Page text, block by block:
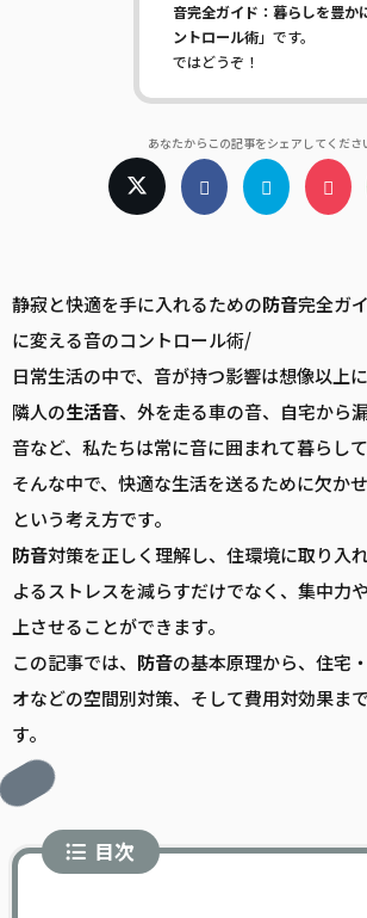
音完全ガイド：暮らしを豊か
ントロール術」です。
ではどうぞ！
あなたからこの記事をシェアしてくださ
静寂と快適を手に入れるための防音完全ガ
に変える音のコントロール術/
日常生活の中で、音が持つ影響は想像以上
隣人の生活音、外を走る車の音、自宅から
音など、私たちは常に音に囲まれて暮らして
そんな中で、快適な生活を送るために欠か
という考え方です。
防音対策を正しく理解し、住環境に取り入れ
よるストレスを減らすだけでなく、集中力
上させることができます。
この記事では、 防音の基本原理から、住宅
オなどの空間別対策、そして費用対効果ま
す。
目次